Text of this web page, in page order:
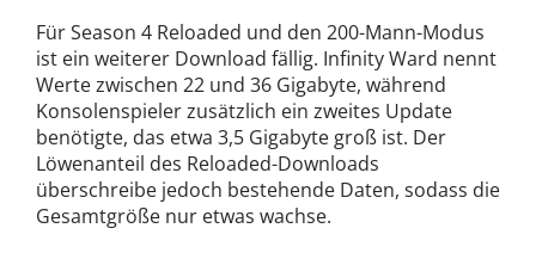
Für Season 4 Reloaded und den 200-Mann-Modus
ist ein weiterer Download fällig. Infinity Ward nennt
Werte zwischen 22 und 36 Gigabyte, während
Konsolenspieler zusätzlich ein zweites Update
benötigte, das etwa 3,5 Gigabyte groß ist. Der
Löwenanteil des Reloaded-Downloads
überschreibe jedoch bestehende Daten, sodass die
Gesamtgröße nur etwas wachse.